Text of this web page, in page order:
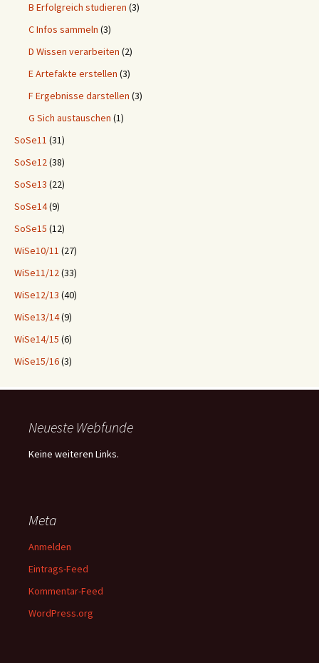
B Erfolgreich studieren (3)
C Infos sammeln (3)
D Wissen verarbeiten (2)
E Artefakte erstellen (3)
F Ergebnisse darstellen (3)
G Sich austauschen (1)
SoSe11 (31)
SoSe12(38)
SoSe13 (22)
SoSe14(9)
SoSe15 (12)
WiSe10/11 (27)
WiSe11/12(33)
WiSe12/13 (40)
WiSe13/14(9)
WiSe14/15 (6)
WiSe15/16(3)
Neueste Webfunde
Keine weiteren Links.
Meta
Anmelden
Eintrags-Feed
Kommentar-Feed
WordPress.org